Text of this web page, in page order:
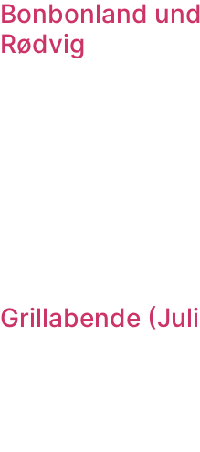
Bonbonland
Rødvig
Grillabende